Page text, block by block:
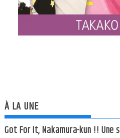
À LA UNE
Got For It, Nakamura-kun !!